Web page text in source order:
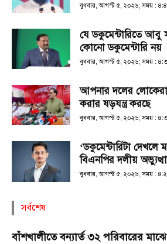
বুধবার, আগস্ট ৫, ২০২৬; সময় :
যে ডকুমেন্টারিতে আবু
কোনো ডকুমেন্টারি নয়
বুধবার, আগস্ট ৫, ২০২৬; সময় :
আপনার দলের
করার ষড়যন্ত্র করছে
বুধবার, আগস্ট ৫, ২০২৬; সময় :
‘ডকুমেন্টারিটা
বিএনপির দলীয়
বুধবার, আগস্ট ৫, ২০২৬; সময় :
সর্বশেষ
বাঁশখালীতে বন্যার্ত ৩২ পরিবারের